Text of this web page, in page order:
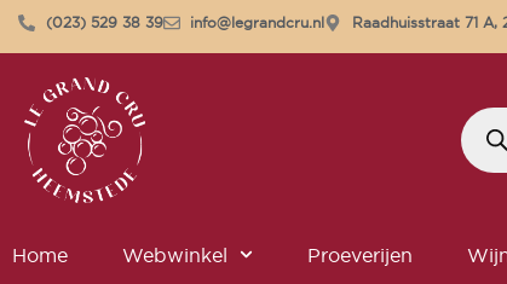
(023) 529 38 39 info@legrandcru.nl Raadhuisstraat 71 A,
Home Webwinkel Proeverijen